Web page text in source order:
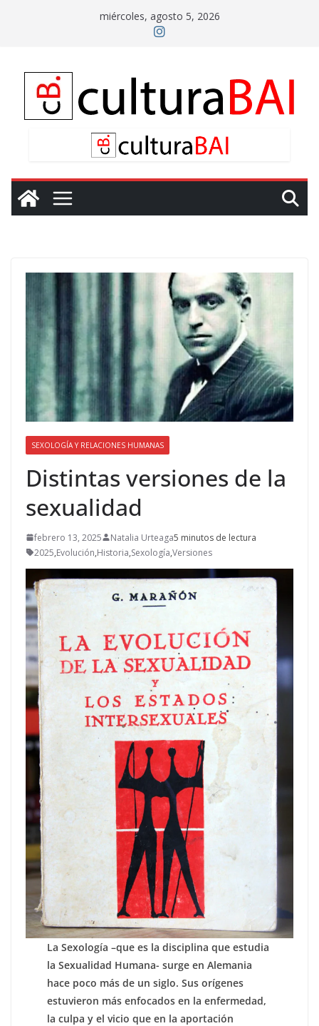
miércoles, agosto 5, 2026
SEXOLOGÍA Y RELACIONES HUMANAS
Distintas versiones de la
sexualidad
febrero 13, 2025 Natalia Urteaga5 minutos de lectura
2025,Evolución,Historia,Sexología,Versiones
La Sexología –que es la disciplina que estudia
la Sexualidad Humana- surge en Alemania
hace poco más de un siglo. Sus orígenes
estuvieron más enfocados en la enfermedad,
la culpa y el vicio que en la aportación